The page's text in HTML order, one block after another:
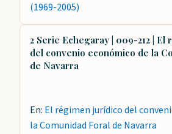
(1969-2005)
2 Serie Echegaray | 009-212 |
del convenio económico de la
de Navarra
En: El régimen jurídico del
la Comunidad Foral de Navarra